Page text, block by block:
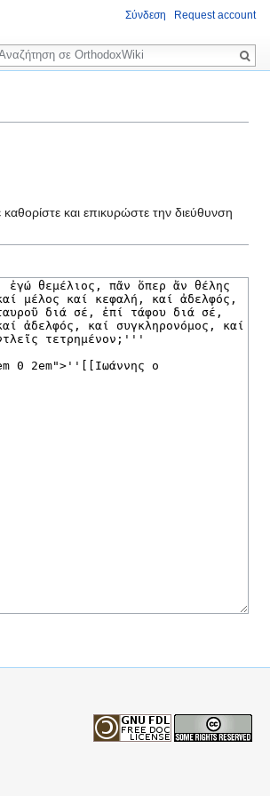
και επικυρώστε την διεύθυνση
Σύνδεση Request account